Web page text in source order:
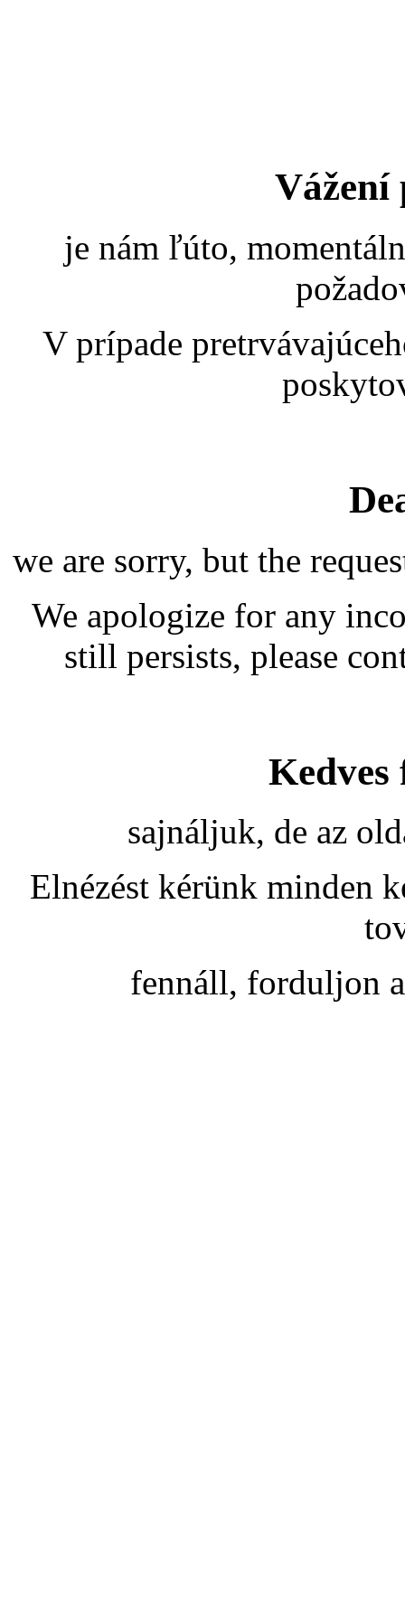
Vážení
je nám ľúto,
V prípade
we are sorry, but the
We apologize for any
still persists, please
Kedves
sajnáljuk, de az
Elnézést kérünk minden
fennáll, forduljon